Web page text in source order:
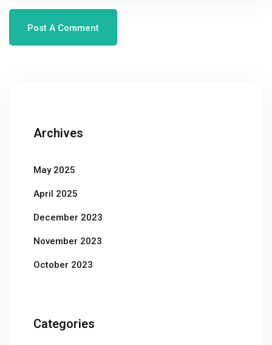
Archives
May 2025
April 2025
December 2023
November 2023
October 2023
Categories